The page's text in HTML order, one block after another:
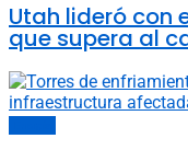
Utah lideró con
que supera al